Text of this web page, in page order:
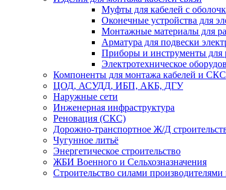
Муфты для кабелей с
Оконечные устройства для
Монтажные материалы для
Арматура для подвески
Приборы и инструменты для
Электротехническое
Компоненты для монтажа кабелей и СКС
ЦОД, АСУДД, ИБП, АКБ, ДГУ
Наружные сети
Инженерная инфраструктура
Реновация (СКС)
Дорожно-транспортное Ж/Д
Чугунное литьё
Энергетическое строительство
ЖБИ Военного и Сельхозназначения
Строительство силами